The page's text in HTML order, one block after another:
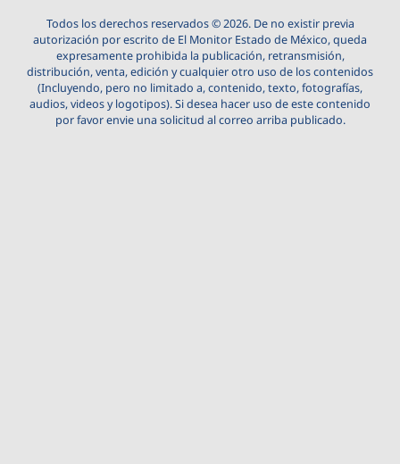
Todos los derechos reservados © 2026. De no existir previa
autorización por escrito de El Monitor Estado de México, queda
expresamente prohibida la publicación, retransmisión,
distribución, venta, edición y cualquier otro uso de los contenidos
(Incluyendo, pero no limitado a, contenido, texto, fotografías,
audios, videos y logotipos). Si desea hacer uso de este contenido
por favor envie una solicitud al correo arriba publicado.